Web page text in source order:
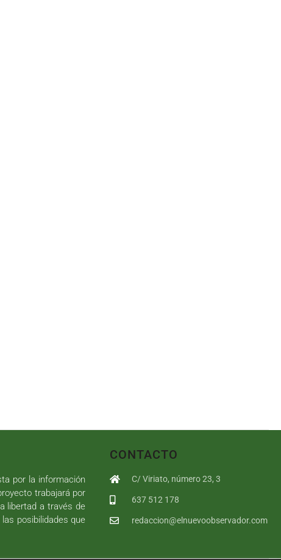
por la información
trabajará por
libertad a través de
posibilidades que
CONTACTO
C/ Viriato, número 23, 3
637 512 178
redaccion@elnuevoobservador.com